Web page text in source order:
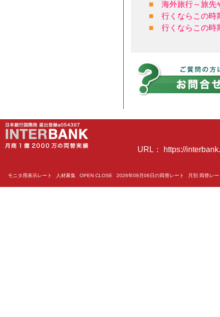
■
海外旅行～旅先
■
行くならこの時
■
行くならこの時
URL： https://
モニタ用表示レート 人材募集 OPEN CLOSE 2026年08月06日の両替レート 月別 両替レ